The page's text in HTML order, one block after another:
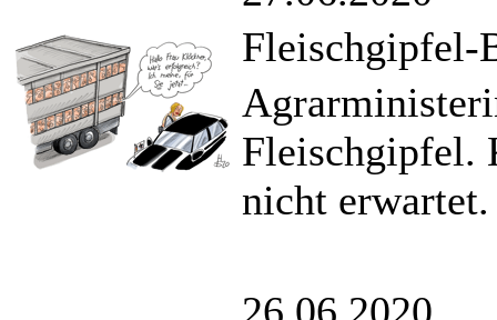
Fleischgipfel-
Fleischgipfel.
nicht erwartet.